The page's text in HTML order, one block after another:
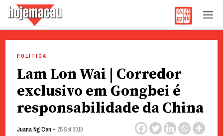
content
POLÍTICA
Lam Lon Wai | Corredor
exclusivo em Gongbei é
responsabilidade da China
Juana Ng Cen - 25 Set 2019